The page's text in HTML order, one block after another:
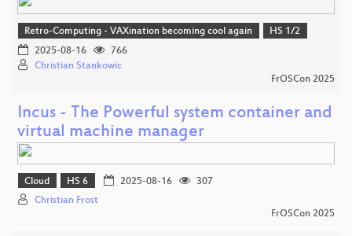
Retro-Computing - VAXination becoming cool again
HS 1/2
2025-08-16
766
Christian Stankowic
FrOSCon 2025
Incus - The Powerful system container and
virtual machine manager
Cloud HS 6 2025-08-16
307
Christian Frost
FrOSCon 2025